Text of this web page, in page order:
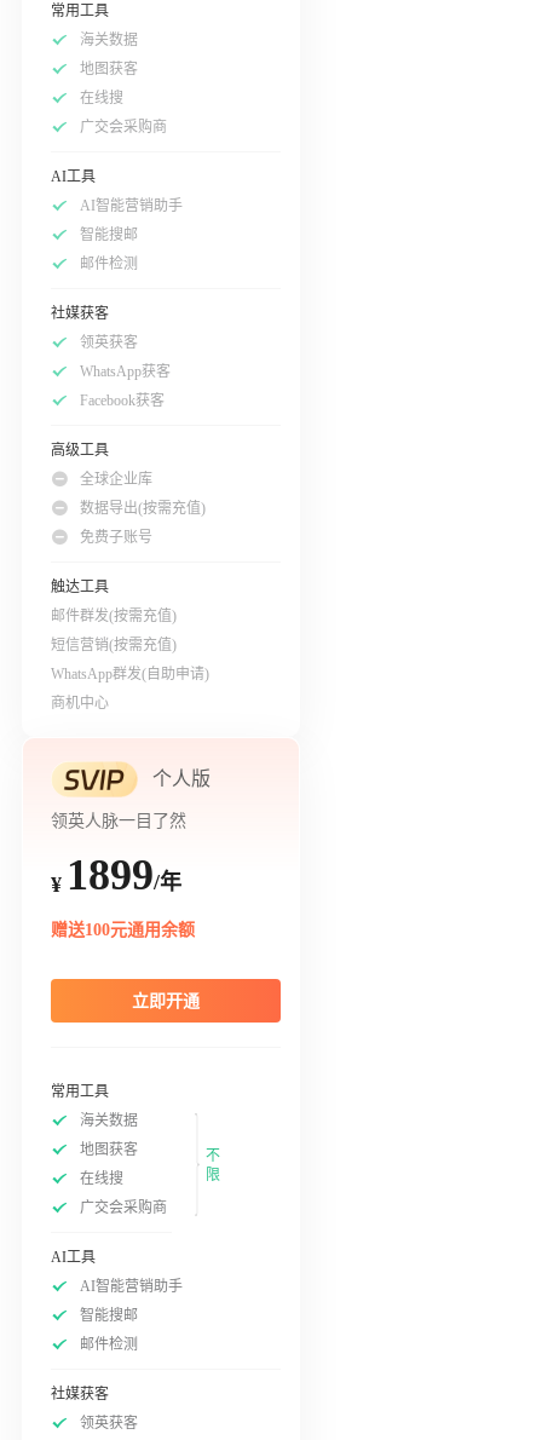
常用工具
海关数据
地图获客
在线搜
广交会采购商
AI工具
AI智能营销助手
智能搜邮
邮件检测
社媒获客
领英获客
WhatsApp获客
Facebook获客
高级工具
全球企业库
数据导出(按需充值)
免费子账号
触达工具
邮件群发(按需充值)
短信营销(按需充值)
WhatsApp群发(自助申请)
商机中心
个人版
领英人脉一目了然
¥ 1899/年
赠送100元通用余额
立即开通
常用工具
海关数据
地图获客
在线搜
广交会采购商
不
限
AI工具
AI智能营销助手
智能搜邮
邮件检测
社媒获客
领英获客